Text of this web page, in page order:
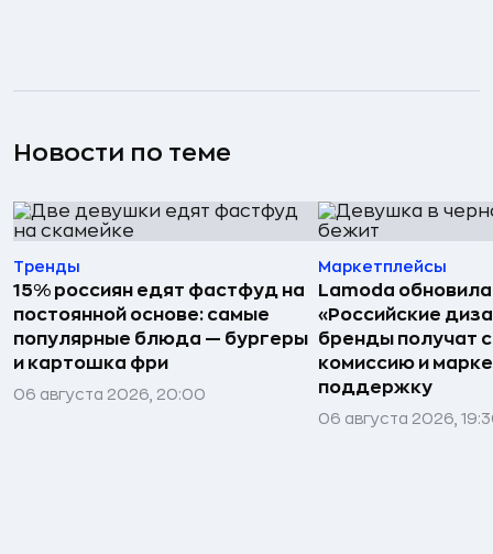
Новости по теме
Тренды
15% россиян едят фастфуд на
постоянной основе: самые
популярные блюда — бургеры
и картошка фри
06 августа 2026, 20:00
Маркетплейсы
Lamoda
«Российские
бренды получат
комиссию и
поддержку
06 августа 2026,